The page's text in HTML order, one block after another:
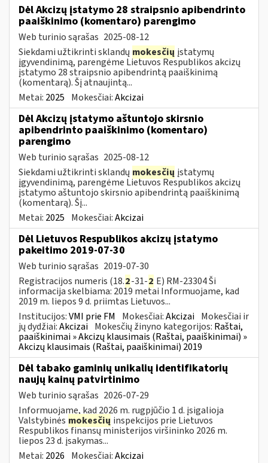
Dėl Akcizų įstatymo 28 straipsnio apibendrinto
paaiškinimo (komentaro) parengimo
Web turinio sąrašas 2025-08-12
Siekdami užtikrinti sklandų mokesčių įstatymų
įgyvendinimą, parengėme Lietuvos Respublikos akcizų
įstatymo 28 straipsnio apibendrintą paaiškinimą
(komentarą). Šį atnaujintą...
Metai: 2025 Mokesčiai:Akcizai
Dėl Akcizų įstatymo aštuntojo skirsnio
apibendrinto paaiškinimo (komentaro)
parengimo
Web turinio sąrašas 2025-08-12
Siekdami užtikrinti sklandų mokesčių įstatymų
įgyvendinimą, parengėme Lietuvos Respublikos akcizų
įstatymo aštuntojo skirsnio apibendrintą paaiškinimą
(komentarą). Šį...
Metai: 2025 Mokesčiai:Akcizai
Dėl Lietuvos Respublikos akcizų įstatymo
pakeitimo 2019-07-30
Web turinio sąrašas 2019-07-30
Registracijos numeris (18.2-31-2 E) RM-23304 Ši
informacija skelbiama: 2019 metai Informuojame, kad
2019 m. liepos 9 d. priimtas Lietuvos...
Institucijos:VMI prie FM Mokesčiai:Akcizai Mokesčiai ir
jų dydžiai:Akcizai Mokesčių žinyno kategorijos: Raštai,
paaiškinimai » Akcizų klausimais (Raštai, paaiškinimai) »
Akcizų klausimais (Raštai, paaiškinimai) 2019
Dėl tabako gaminių unikalių identifikatorių
naujų kainų patvirtinimo
Web turinio sąrašas 2026-07-29
Informuojame, kad 2026 m. rugpjūčio 1 d. įsigalioja
Valstybinės mokesčių inspekcijos prie Lietuvos
Respublikos finansų ministerijos viršininko 2026 m.
liepos 23 d. įsakymas...
Metai: 2026 Mokesčiai:Akcizai